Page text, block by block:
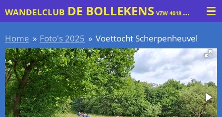
Ga
direct
naar
de
hoofdinhoud
WANDELCLUB DE BOLLEKENS VZW 4018
Home » Foto's 2025 » Voettocht Scherpenheuvel